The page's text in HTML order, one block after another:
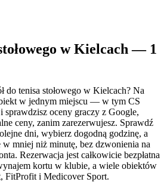
w Kielcach — 1
do tenisa stołowego w Kielcach? Na
w jednym miejscu — w tym CS
oceny graczy z Google,
ceny, zanim zarezerwujesz. Sprawdź
dni, wybierz dogodną godzinę, a
mniej niż minutę, bez dzwonienia na
Rezerwacja jest całkowicie bezpłatna
kortu w klubie, a wiele obiektów
FitProfit i Medicover Sport.